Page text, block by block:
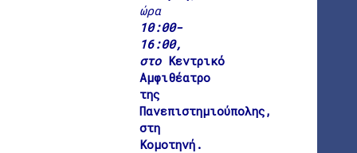
ώρα
10:00-
16:00,
στο Κεντρικό
Αμφιθέατρο
της
Πανεπιστημιούπολης,
στη
Κομοτηνή.